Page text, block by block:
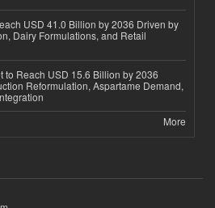
USD 41.0 Billion by 2036 Driven by
Dairy Formulations, and Retail
to Reach USD 15.6 Billion by 2036
Reformulation, Aspartame Demand,
More